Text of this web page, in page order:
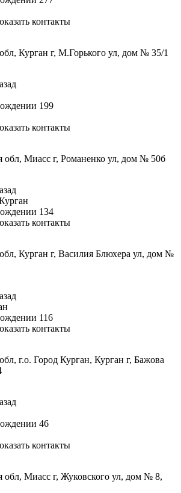
контакты
Курган г, М.Горького ул, дом № 35/1
199
контакты
обл, Миасс г, Романенко ул, дом № 50б
134
контакты
Курган г, Василия Блюхера ул, дом №
116
контакты
г.о. Город Курган, Курган г, Бажова
46
контакты
обл, Миасс г, Жуковского ул, дом № 8,